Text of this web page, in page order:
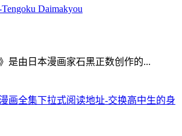
是由日本漫画家石黑正数创作的...